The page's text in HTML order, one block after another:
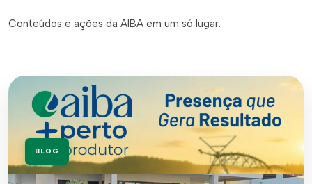
Conteúdos e ações da AIBA em um só lugar.
BLOG